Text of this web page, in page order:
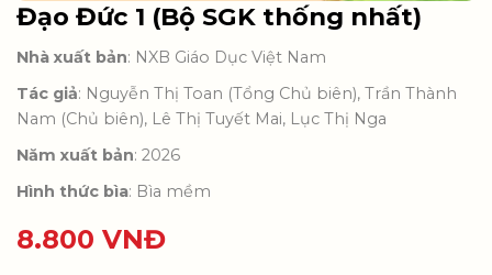
Đạo Đức 1 (Bộ SGK thống nhất)
Nhà xuất bản: NXB Giáo Dục Việt Nam
Tác giả: Nguyễn Thị Toan (Tổng Chủ biên), Trần Thành
Nam (Chủ biên), Lê Thị Tuyết Mai, Lục Thị Nga
Năm xuất bản: 2026
Hình thức bìa: Bìa mềm
8.800 VNĐ